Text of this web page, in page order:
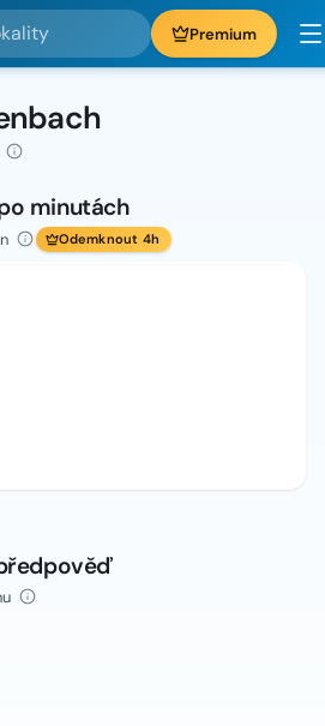
Premium
minutách
Odemknout 4h